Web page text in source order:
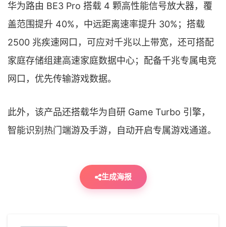
华为路由 BE3 Pro 搭载 4 颗高性能信号放大器，覆
盖范围提升 40%，中远距离速率提升 30%；搭载
2500 兆疾速网口，可应对千兆以上带宽，还可搭配
家庭存储组建高速家庭数据中心；配备千兆专属电竞
网口，优先传输游戏数据。
此外，该产品还搭载华为自研 Game Turbo 引擎，
智能识别热门端游及手游，自动开启专属游戏通道。
生成海报